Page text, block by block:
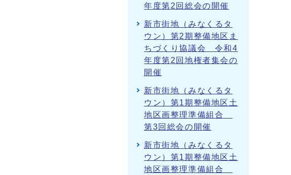
年度第2回総会の開催
新市街地（みなくるタ
ウン）第2期整備地区ま
ちづくり協議会 令和4
年度第2回地権者集会の
開催
新市街地（みなくるタ
ウン）第1期整備地区土
地区画整理準備組合
第3回総会の開催
新市街地（みなくるタ
ウン）第1期整備地区土
地区画整理準備組合